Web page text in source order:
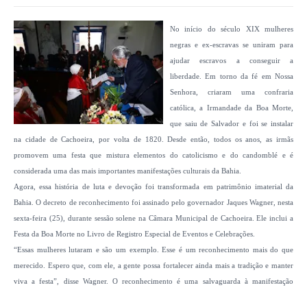
No início do século XIX mulheres
negras e ex-escravas se uniram para
ajudar escravos a conseguir a
liberdade. Em torno da fé em Nossa
Senhora, criaram uma confraria
católica, a Irmandade da Boa Morte,
que saiu de Salvador e foi se instalar
na cidade de Cachoeira, por volta de 1820. Desde então, todos os anos, as irmãs
promovem uma festa que mistura elementos do catolicismo e do candomblé e é
considerada uma das mais importantes manifestações culturais da Bahia.
Agora, essa história de luta e devoção foi transformada em patrimônio imaterial da
Bahia. O decreto de reconhecimento foi assinado pelo governador Jaques Wagner, nesta
sexta-feira (25), durante sessão solene na Câmara Municipal de Cachoeira. Ele inclui a
Festa da Boa Morte no Livro de Registro Especial de Eventos e Celebrações.
“Essas mulheres lutaram e são um exemplo. Esse é um reconhecimento mais do que
merecido. Espero que, com ele, a gente possa fortalecer ainda mais a tradição e manter
viva a festa”, disse Wagner. O reconhecimento é uma salvaguarda à manifestação